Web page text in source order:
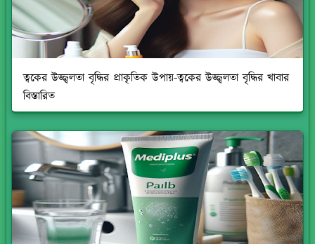
ত্বকের উজ্জ্বলতা বৃদ্ধির প্রাকৃতিক উপায়-ত্বকের উজ্জ্বলতা বৃদ্ধির খাবার
বিস্তারিত